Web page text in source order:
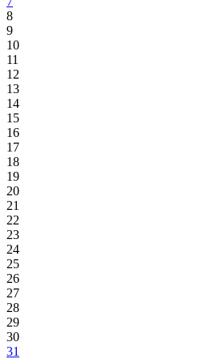
8
9
10
11
12
13
14
15
16
17
18
19
20
21
22
23
24
25
26
27
28
29
30
31